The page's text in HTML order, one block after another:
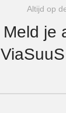
Altijd op
Meld je